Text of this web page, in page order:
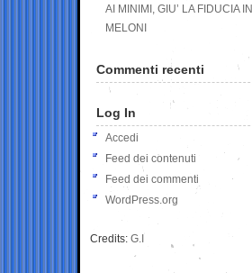
AI MINIMI, GIU’ LA FIDUCIA IN
MELONI
Commenti recenti
Log In
Accedi
Feed dei contenuti
Feed dei commenti
WordPress.org
Credits: G.I